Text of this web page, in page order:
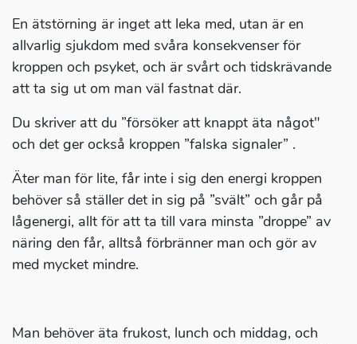
En ätstörning är inget att leka med, utan är en
allvarlig sjukdom med svåra konsekvenser för
kroppen och psyket, och är svårt och tidskrävande
att ta sig ut om man väl fastnat där.
Du skriver att du ”försöker att knappt äta något"
och det ger också kroppen ”falska signaler” .
Äter man för lite, får inte i sig den energi kroppen
behöver så ställer det in sig på ”svält” och går på
lågenergi, allt för att ta till vara minsta ”droppe” av
näring den får, alltså förbränner man och gör av
med mycket mindre.
Man behöver äta frukost, lunch och middag, och